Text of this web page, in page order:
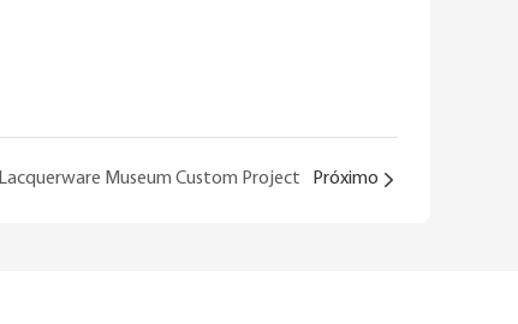
Lacquerware Museum Custom Project Próximo